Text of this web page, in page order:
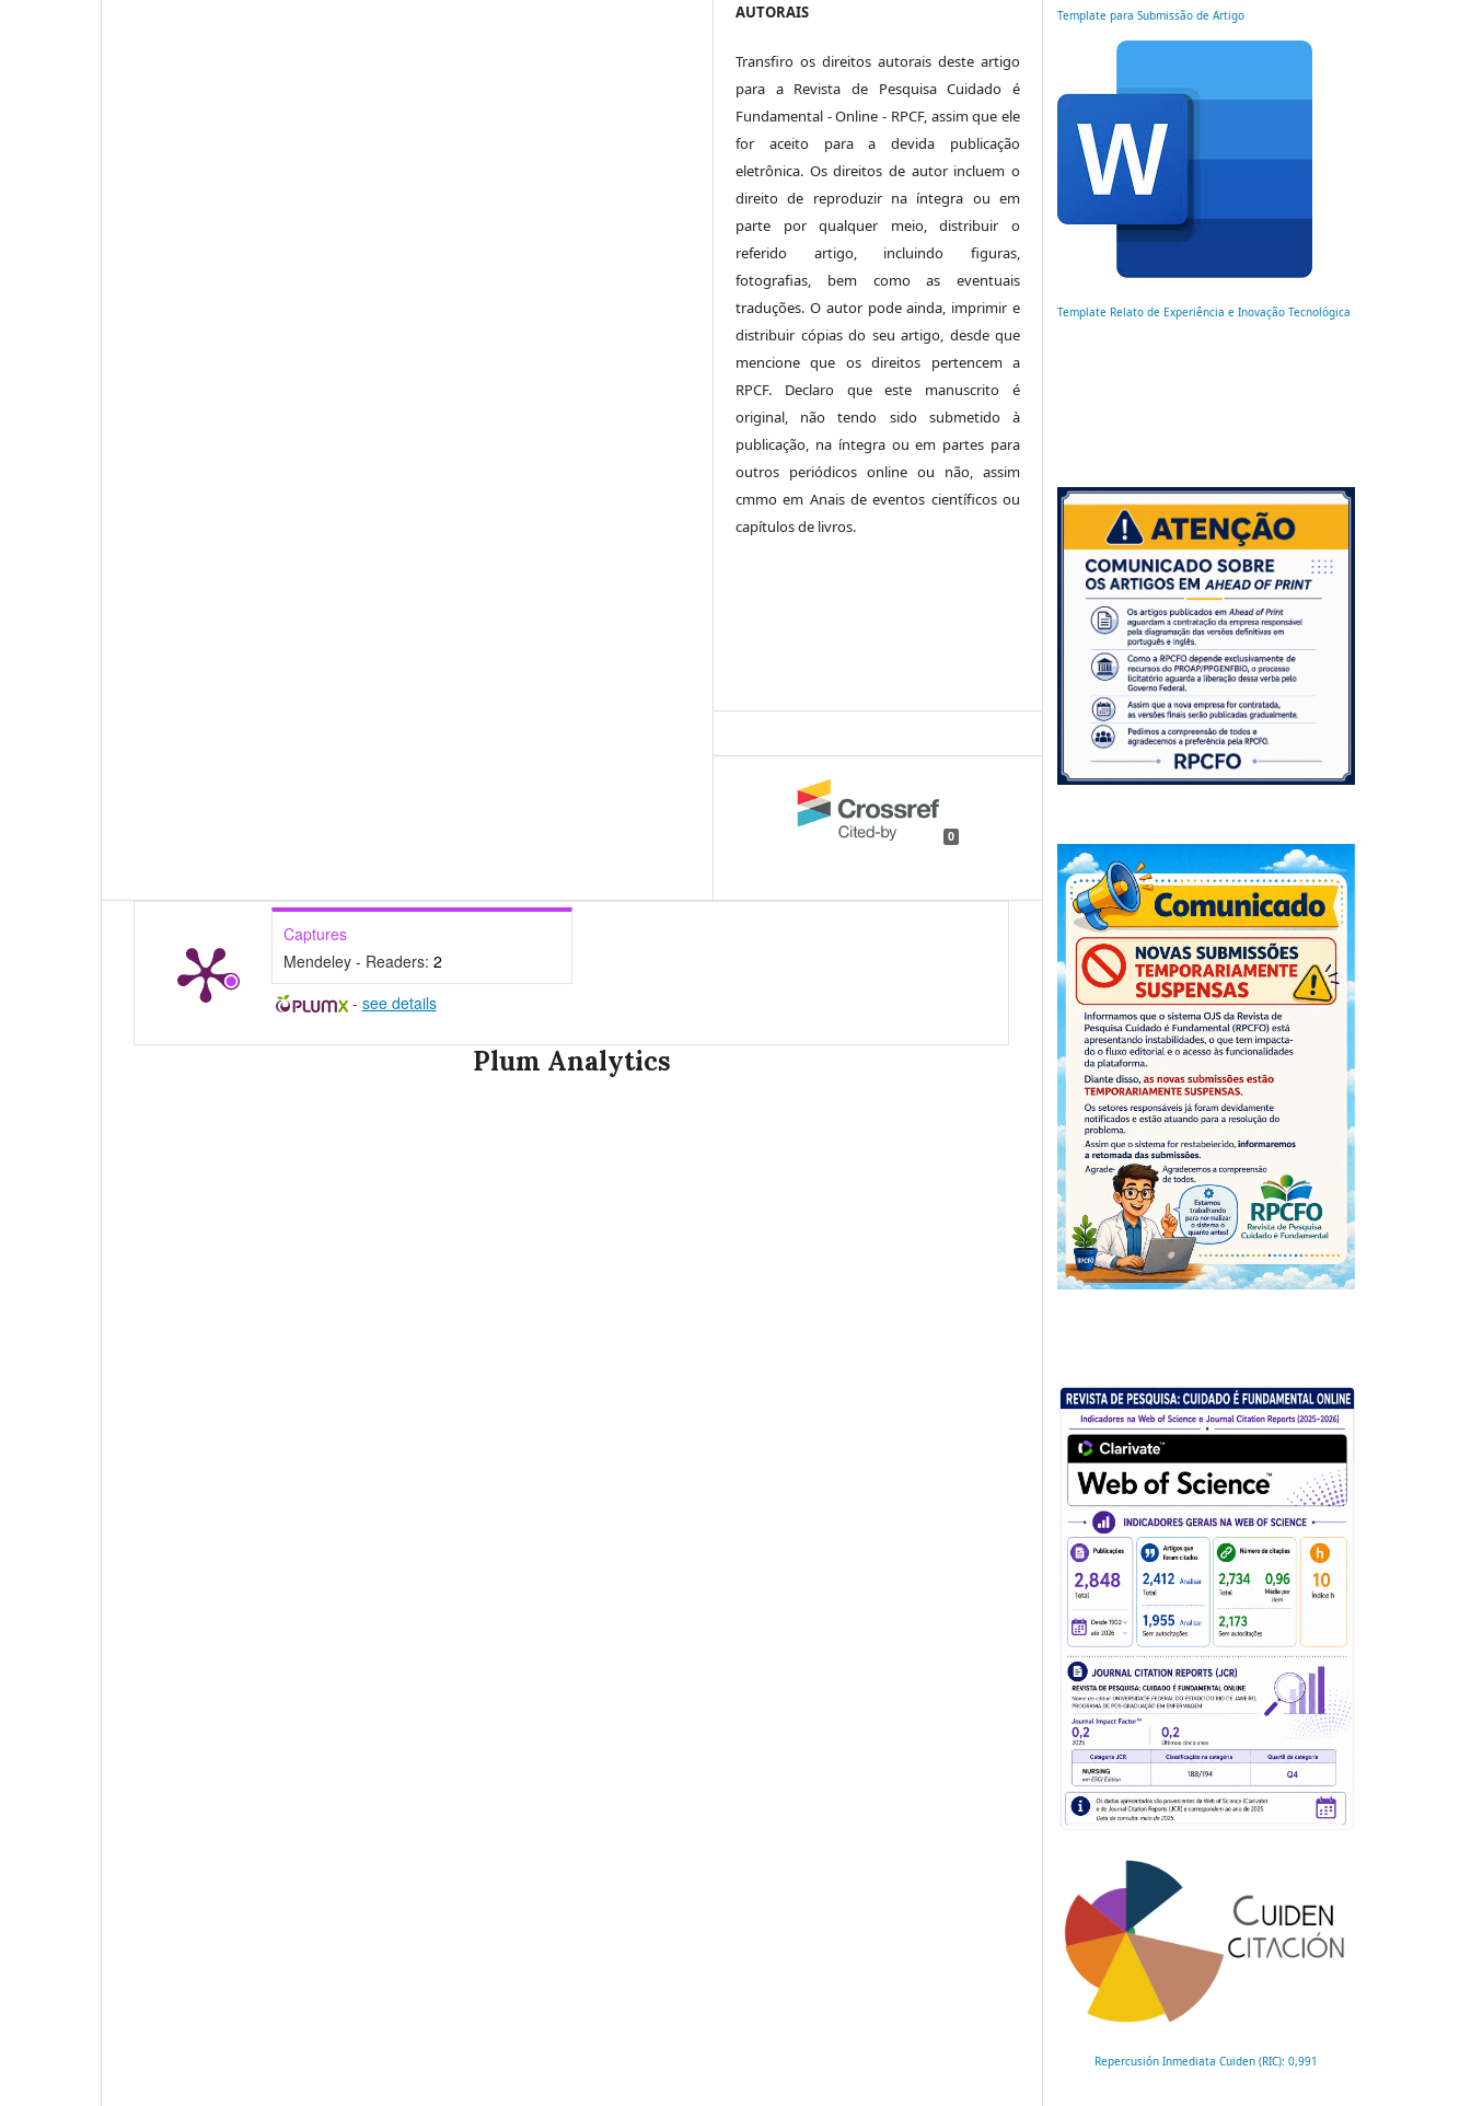
AUTORAIS
Transfiro os direitos autorais deste artigo
para a Revista de Pesquisa Cuidado é
Fundamental - Online - RPCF, assim que ele
for aceito para a devida publicação
eletrônica. Os direitos de autor incluem o
direito de reproduzir na íntegra ou em
parte por qualquer meio, distribuir o
referido artigo, incluindo figuras,
fotografias, bem como as eventuais
traduções. O autor pode ainda, imprimir e
distribuir cópias do seu artigo, desde que
mencione que os direitos pertencem a
RPCF. Declaro que este manuscrito é
original, não tendo sido submetido à
publicação, na íntegra ou em partes para
outros periódicos online ou não, assim
cmmo em Anais de eventos científicos ou
capítulos de livros.
0
Captures
Mendeley - Readers: 2
- see details
Plum Analytics
Template para Submissão de Artigo
Template Relato de Experiência e Inovação Tecnológica
Repercusión Inmediata Cuiden (RIC): 0,991